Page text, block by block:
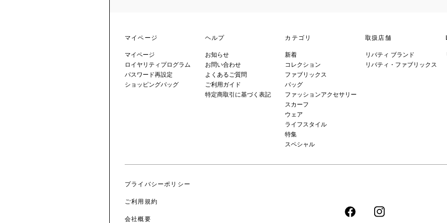
マイページ
マイページ
ロイヤリティプログラム
パスワード再設定
ショッピングバッグ
ヘルプ
お知らせ
お問い合わせ
よくあるご質問
ご利用ガイド
特定商取引に基づく表記
カテゴリ
新着
コレクション
ファブリックス
バッグ
ファッションアクセサリー
スカーフ
ウェア
ライフスタイル
特集
スペシャル
取扱店舗
リバティ ブランド
リバティ・ファブリックス
プライバシーポリシー
ご利用規約
会社概要